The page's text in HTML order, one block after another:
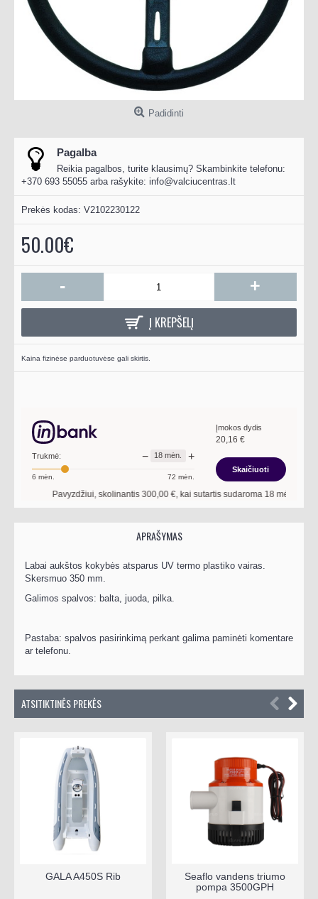
Padidinti
Pagalba
Reikia pagalbos, turite klausimų? Skambinkite telefonu:
+370 693 55055 arba rašykite: info@valciucentras.lt
Prekės kodas: V2102230122
50.00€
- +
Į KREPŠELĮ
Kaina fizinėse parduotuvėse gali skirtis.
Trukmė: − 18 mėn. +
6 mėn. 72 mėn.
Įmokos dydis
20,16 €
Skaičiuoti
Pavyzdžiui, skolinantis300,00€, kai sutartis sudaroma18mėn. terminui,
APRAŠYMAS
Labai aukštos kokybės atsparus UV termo plastiko vairas.
Skersmuo 350 mm.
Galimos spalvos: balta, juoda, pilka.
Pastaba: spalvos pasirinkimą perkant galima paminėti komentare
ar telefonu.
ATSITIKTINĖS PREKĖS
GALA A450S Rib
Seaflo vandens triumo
pompa 3500GPH